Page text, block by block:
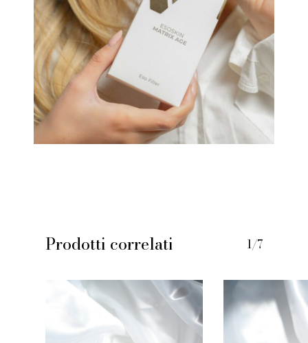
Prodotti correlati 1/7